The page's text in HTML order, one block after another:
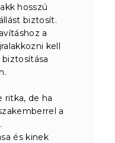
hosszú
biztosít.
a
kell
ritka, de ha
a
és kinek